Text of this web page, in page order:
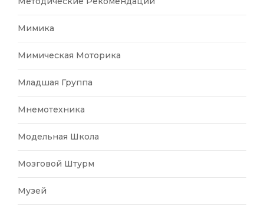
Мимика
Мимическая Моторика
Младшая Группа
Мнемотехника
Модельная Школа
Мозговой Штурм
Музей